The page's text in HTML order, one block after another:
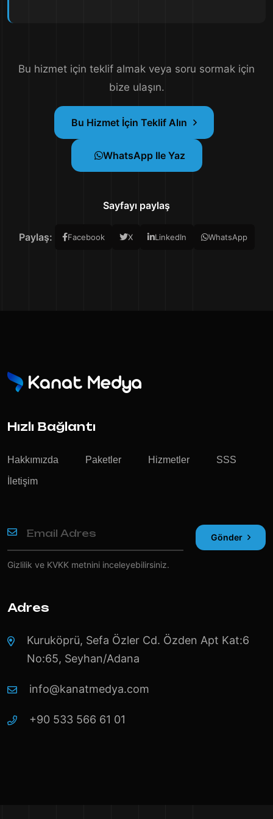
Bu hizmet için teklif almak veya soru sormak için
bize ulaşın.
Bu Hizmet İçin Teklif Alın
WhatsApp Ile Yaz
Sayfayı paylaş
Paylaş: Facebook X LinkedIn WhatsApp
Hızlı Bağlantı
Hakkımızda Paketler Hizmetler SSS
İletişim
Gönder
Gizlilik ve KVKK metnini inceleyebilirsiniz.
Adres
Kuruköprü, Sefa Özler Cd. Özden Apt Kat:6
No:65, Seyhan/Adana
info@kanatmedya.com
+90 533 566 61 01